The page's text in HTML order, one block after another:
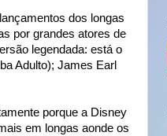
dos longas
por grandes atores de
legendada: está o
Adulto); James Earl
porque a Disney
em longas aonde os